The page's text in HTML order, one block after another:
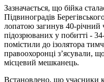
Зазначається, що бійка
Підвиноградів
лопатою загинув 40-річний
підозрюваних у побитті -
помістили до ізолятора
правоохоронці з’ясували,
місцевий мешканець.
Встановлено, що учасники